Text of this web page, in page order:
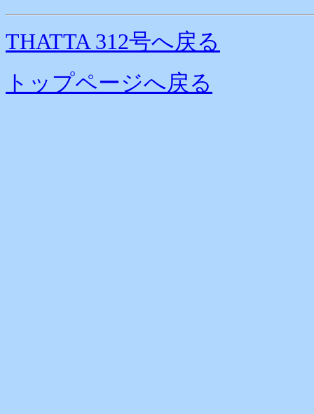
THATTA 312号へ戻る
トップページへ戻る